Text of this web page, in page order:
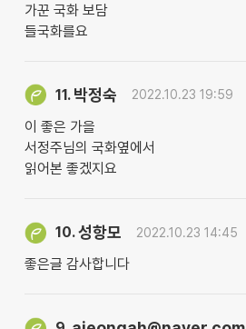
가꾼 국화 보담
들국화를요
11. 박정숙 2022.10.23 19:59
이 좋은 가을
서정주님의 국화옆에서
읽어본 좋겠지요
10.성항모 2022.10.23 14:45
좋은글 감사합니다